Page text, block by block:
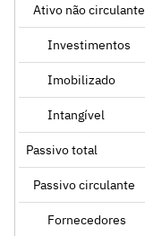
Ativo não circulante
Investimentos
Imobilizado
Intangível
Passivo total
Passivo circulante
Fornecedores